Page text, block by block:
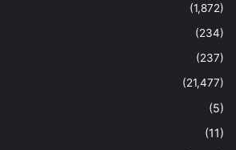
(1,872)
(234)
(237)
(21,477)
(5)
(11)